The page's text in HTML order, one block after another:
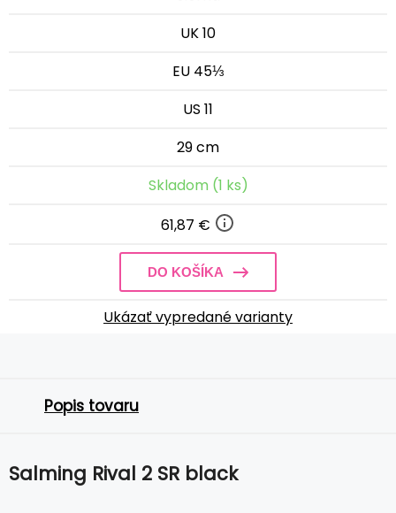
UK 10
EU 45⅓
US 11
29 cm
Skladom (1 ks)
61,87 €
DO KOŠÍKA
Ukázať vypredané varianty
Popis tovaru
Salming Rival 2 SR black